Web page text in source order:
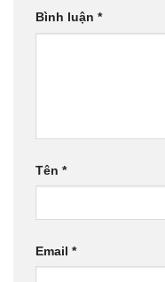
Bình luận *
Tên *
Email *